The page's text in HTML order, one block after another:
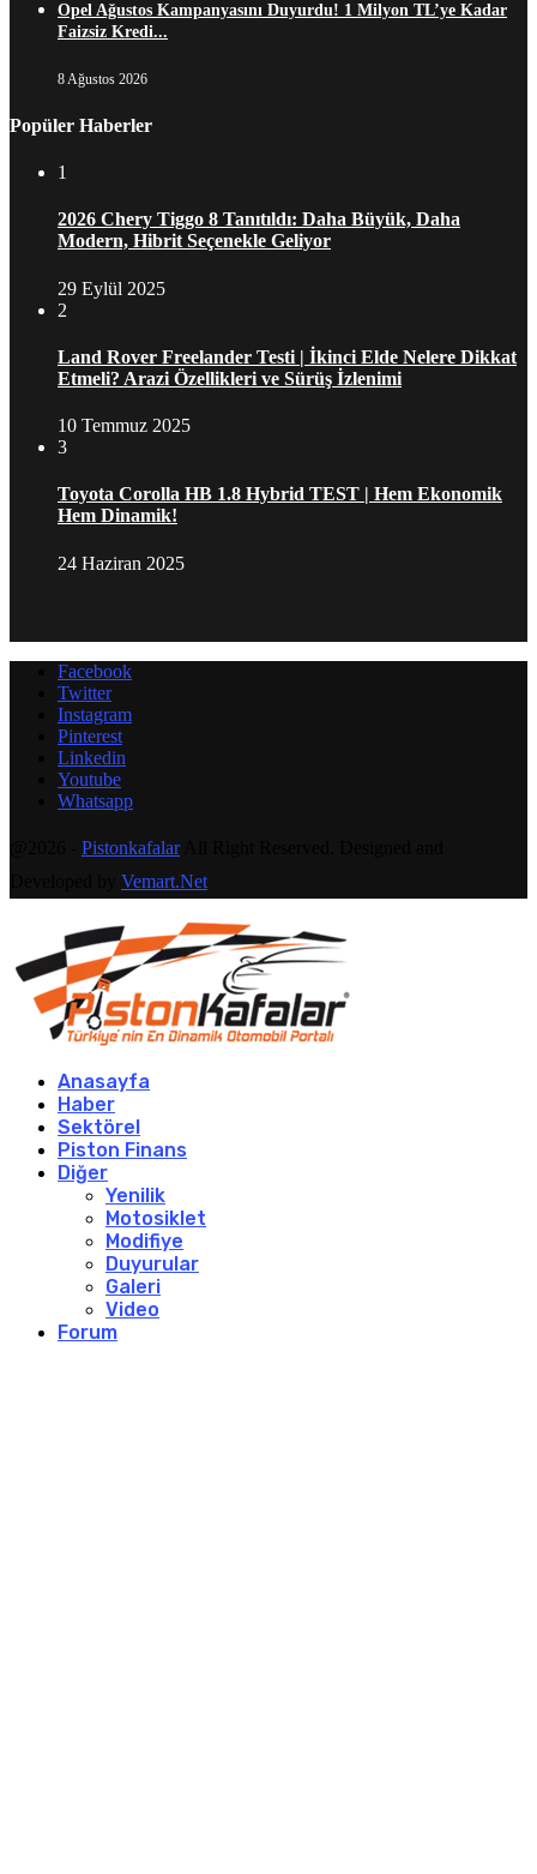
Opel Ağustos Kampanyasını Duyurdu! 1 Milyon TL’ye Kadar
Faizsiz Kredi...
8 Ağustos 2026
Popüler Haberler
1
2026 Chery Tiggo 8 Tanıtıldı: Daha Büyük, Daha
Modern, Hibrit Seçenekle Geliyor
29 Eylül 2025
2
Land Rover Freelander Testi | İkinci Elde Nelere Dikkat
Etmeli? Arazi Özellikleri ve Sürüş İzlenimi
10 Temmuz 2025
3
Toyota Corolla HB 1.8 Hybrid TEST | Hem Ekonomik
Hem Dinamik!
24 Haziran 2025
Facebook
Twitter
Instagram
Pinterest
Linkedin
Youtube
Whatsapp
PistonkafalarAll Right Reserved. Designed and
Vemart.Net
Anasayfa
Haber
Sektörel
Piston Finans
Diğer
Yenilik
Motosiklet
Modifiye
Duyurular
Galeri
Video
Forum